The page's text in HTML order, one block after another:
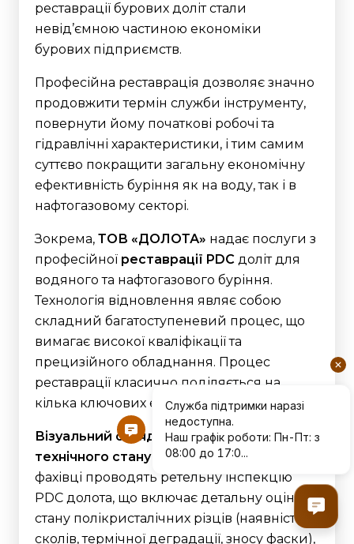
реставрації бурових доліт стали
невід’ємною частиною економіки
бурових підприємств.
Професійна реставрація дозволяє значно
продовжити термін служби інструменту,
повернути йому початкові робочі та
гідравлічні характеристики, і тим самим
суттєво покращити загальну економічну
ефективність буріння як на воду, так і в
нафтогазовому секторі.
Зокрема, ТОВ «ДОЛОТА» надає послуги з
професійної реставрації PDC доліт для
водяного та нафтогазового буріння.
Технологія відновлення являє собою
складний багатоступеневий процес, що
вимагає високої кваліфікації та
прецизійного обладнання. Процес
реставрації класично поділяється на
кілька ключових етапів:
Візуальний огляд та діагностика
технічного стану:
На початковому етапі
фахівці проводять ретельну інспекцію
PDC долота, що включає детальну оцінку
стану полікристалічних різців (наявність
сколів, термічної деградації, зносу фаски),